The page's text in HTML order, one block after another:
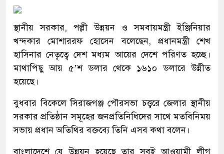
স্থানীয় সরকার, পল্লী উন্নয়ন ও সমবায়মন্ত্রী ইঞ্জিনিয়ার
খন্দকার মোশাররফ হোসেন বলেছেন, প্রধানমন্ত্রী শেখ
হাসিনার নেতৃত্বে দেশ মধ্যম আয়ের দেশে পরিণত হচ্ছে।
মাথাপিছু আয় ৫’শ ডলার থেকে ১৬১০ ডলারে উন্নীত
হয়েছে।
বুধবার বিকেলে সিরাজগঞ্জ পৌরসভা চত্ত্বরে জেলার স্থানীয়
সরকার প্রতিষ্ঠান সমূহের জনপ্রতিনিধিদের সাথে মতবিনিময়
সভায় প্রধান অতিথির বক্তব্যে তিনি এসব কথা বলেন।
বাংলাদেশে যে উন্নয়ন হয়েছে তার সবই আওয়ামী লীগ